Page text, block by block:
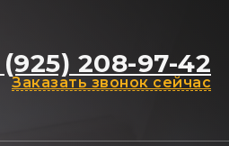
(925) 208-97-42
Заказать звонок сейчас